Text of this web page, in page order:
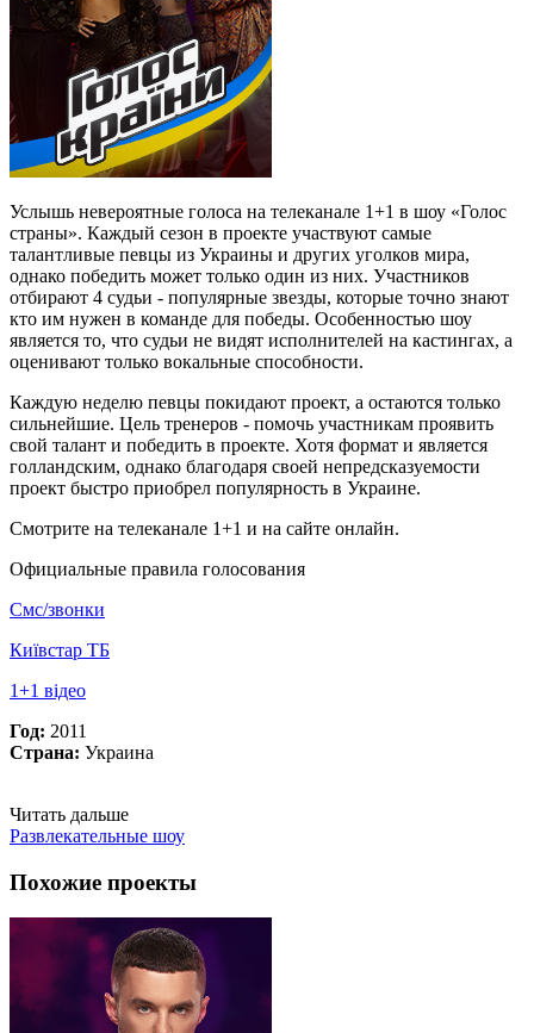
Услышь невероятные голоса на телеканале 1+1 в шоу «Голос
страны». Каждый сезон в проекте участвуют самые
талантливые певцы из Украины и других уголков мира,
однако победить может только один из них. Участников
отбирают 4 судьи - популярные звезды, которые точно знают
кто им нужен в команде для победы. Особенностью шоу
является то, что судьи не видят исполнителей на кастингах, а
оценивают только вокальные способности.
Каждую неделю певцы покидают проект, а остаются только
сильнейшие. Цель тренеров - помочь участникам проявить
свой талант и победить в проекте. Хотя формат и является
голландским, однако благодаря своей непредсказуемости
проект быстро приобрел популярность в Украине.
Смотрите на телеканале 1+1 и на сайте онлайн.
Официальные правила голосования
Смс/звонки
Київстар ТБ
1+1 відео
Год: 2011
Страна: Украина
Читать дальше
Развлекательные шоу
Похожие проекты